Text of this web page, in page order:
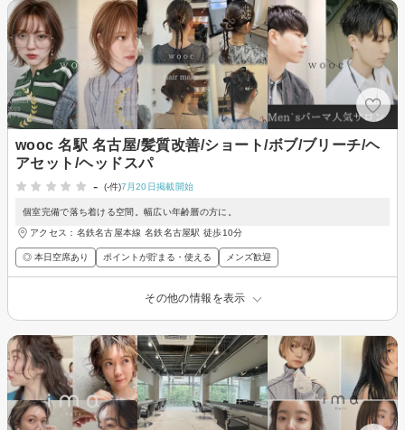
wooc 名駅 名古屋/髪質改善/ショート/ボブ/ブリーチ/ヘ
アセット/ヘッドスパ
-
(-件)7月20日掲載開始
個室完備で落ち着ける空間。幅広い年齢層の方に。
アクセス：名鉄名古屋本線 名鉄名古屋駅 徒歩10分
◎ 本日空席あり ポイントが貯まる・使える メンズ歓迎
その他の情報を表示